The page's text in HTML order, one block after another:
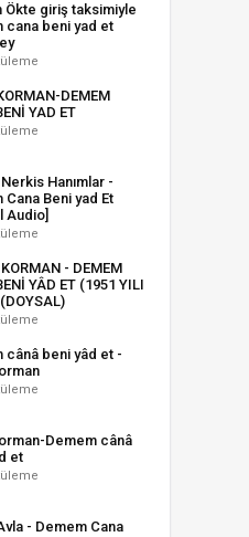
Ökte giriş taksimiyle
cana beni yad et
DEMEM
YAD ET
Hanımlar -
Cana Beni yad Et
Audio]
- DEMEM
YÂD ET (1951 YILI
cânâ beni yâd et -
Demem cânâ
et
- Demem Cana